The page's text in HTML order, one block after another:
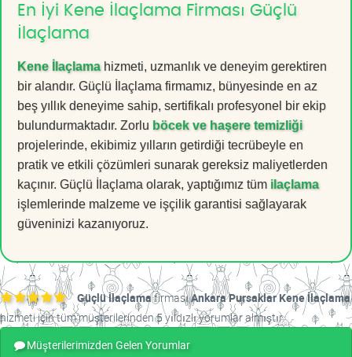
En İyi Kene İlaçlama Firması Güçlü
İlaçlama
Kene İlaçlamahizmeti, uzmanlık ve deneyim gerektiren
bir alandır. Güçlü İlaçlama firmamız, bünyesinde en az
beş yıllık deneyime sahip, sertifikalı profesyonel bir ekip
bulundurmaktadır. Zorlu böcek ve haşere temizliği
projelerinde, ekibimiz yılların getirdiği tecrübeyle en
pratik ve etkili çözümleri sunarak gereksiz maliyetlerden
kaçınır. Güçlü İlaçlama olarak, yaptığımız tüm ilaçlama
işlemlerinde malzeme ve işçilik garantisi sağlayarak
güveninizi kazanıyoruz.
Güçlü İlaçlamafirmasıAnkara Pursaklar Kene İlaçlama
hizmeti için tüm müşterilerinden 5 yıldızlı yorumlar almıştır.
Müşterilerimizden Gelen Yorumlar